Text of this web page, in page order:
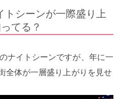
トシーンが一際盛り上
てる？
ナイトシーンですが、年に一
全体が一層盛り上がりを見せ